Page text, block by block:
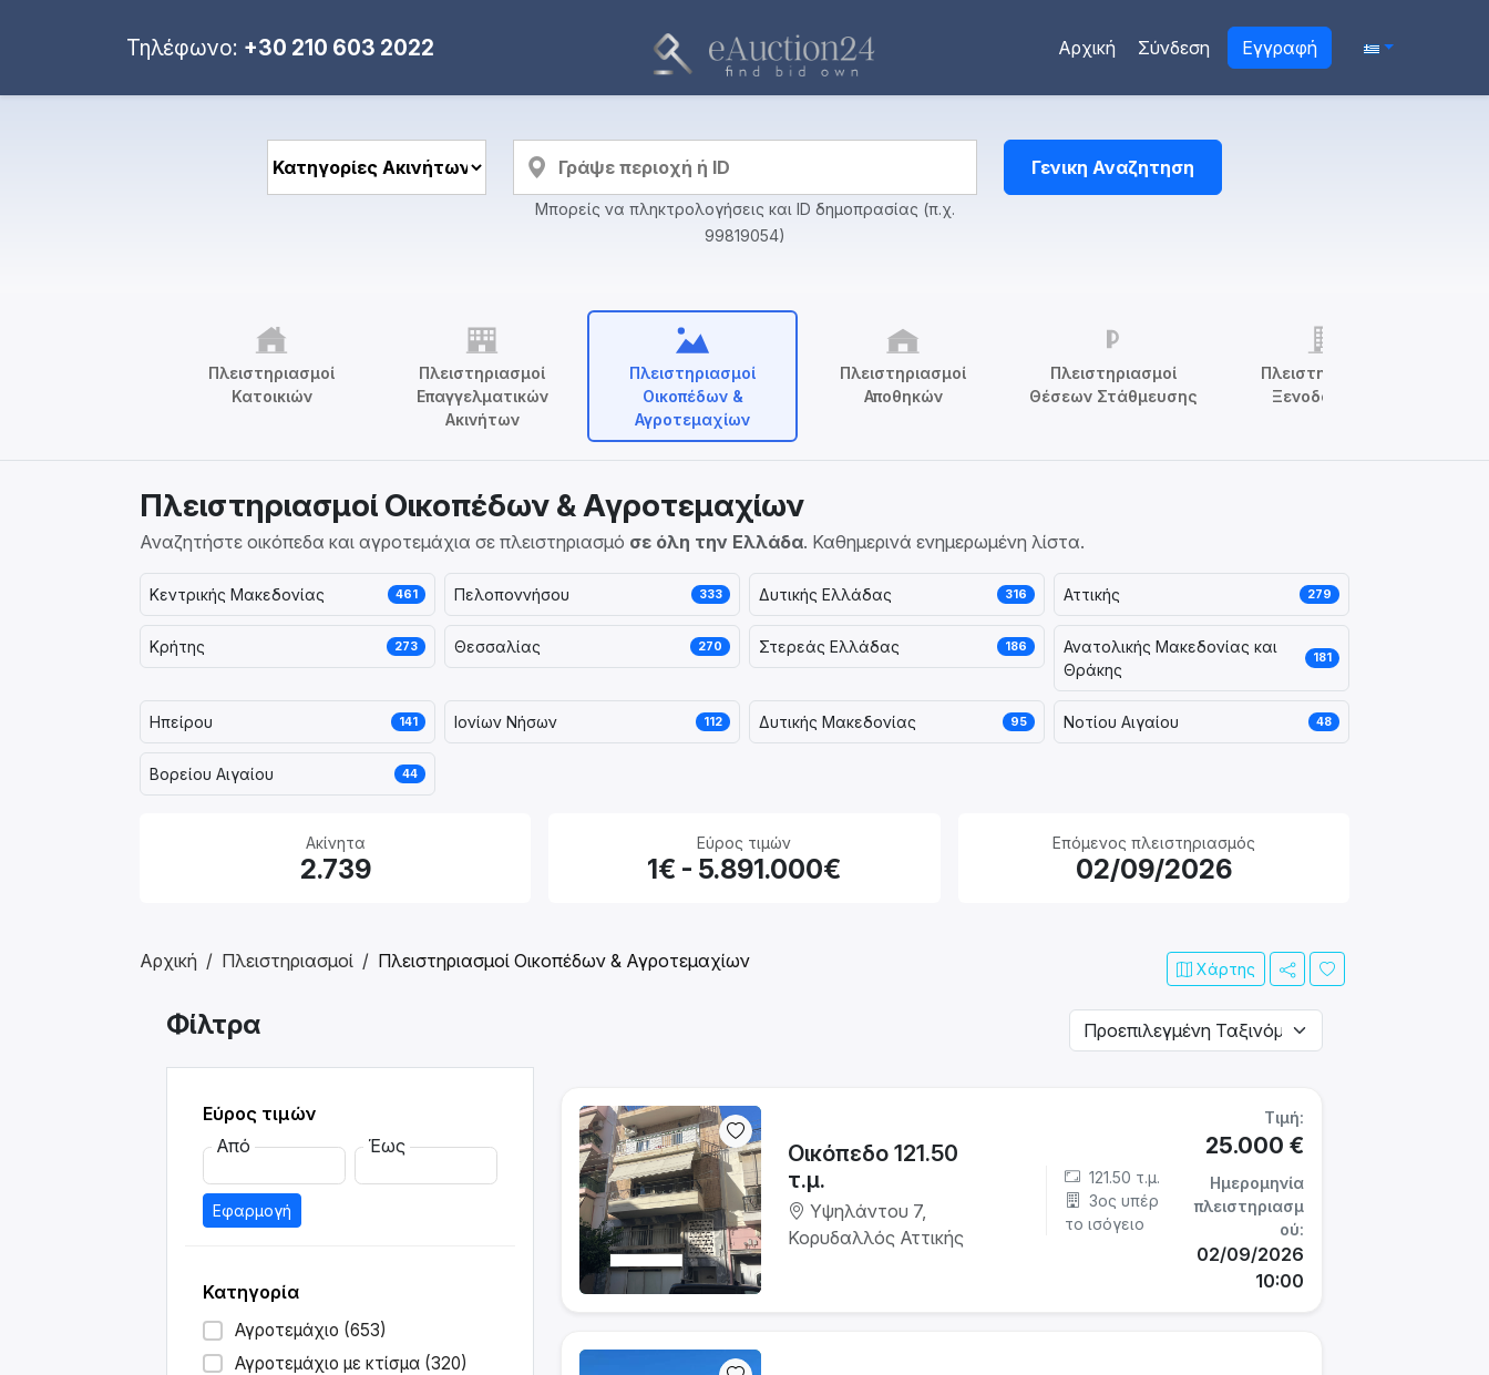
Τηλέφωνο: +30 210 603 2022 Αρχική Σύνδεση Εγγραφή
Μπορείς να πληκτρολογήσεις και ID δημοπρασίας (π.χ.
99819054)
Γενικη Αναζητηση
Πλειστηριασμοί
Κατοικιών
Πλειστηριασμοί
Επαγγελματικών
Ακινήτων
Πλειστηριασμοί
Οικοπέδων &
Αγροτεμαχίων
Πλειστηριασμοί
Αποθηκών
Πλειστηριασμοί
Θέσεων Στάθμευσης
Πλειστηριασμοί
Ξενοδοχείων
Πλειστηριασμοί Οικοπέδων & Αγροτεμαχίων
Αναζητήστε οικόπεδα και αγροτεμάχια σε πλειστηριασμό σε όλη την Ελλάδα. Καθημερινά ενημερωμένη λίστα.
Κεντρικής Μακεδονίας 461 Πελοποννήσου 333 Δυτικής Ελλάδας 316 Αττικής 279
Κρήτης 273 Θεσσαλίας 270 Στερεάς Ελλάδας 186
Ανατολικής Μακεδονίας και
Θράκης
181
Ηπείρου 141 Ιονίων Νήσων 112 Δυτικής Μακεδονίας 95 Νοτίου Αιγαίου 48
Βορείου Αιγαίου 44
Ακίνητα
2.739
Εύρος τιμών
1€ - 5.891.000€
Επόμενος πλειστηριασμός
02/09/2026
Αρχική Πλειστηριασμοί Πλειστηριασμοί Οικοπέδων & Αγροτεμαχίων Χάρτης
Φίλτρα
Εύρος τιμών
Από
Έως
Εφαρμογή
Κατηγορία
Αγροτεμάχιο (653)
Αγροτεμάχιο με κτίσμα (320)
Οικόπεδο 121.50
τ.μ.
Υψηλάντου 7,
Κορυδαλλός Αττικής
121.50 τ.μ.
3ος υπέρ
το ισόγειο
Τιμή:
25.000 €
Ημερομηνία
πλειστηριασμ
ού:
02/09/2026
10:00